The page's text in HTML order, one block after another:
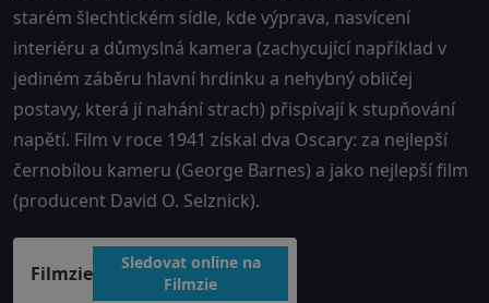
starém šlechtickém sídle, kde výprava, nasvícení
interiéru a důmyslná kamera (zachycující například v
jediném záběru hlavní hrdinku a nehybný obličej
postavy, která jí nahání strach) přispívají k stupňování
napětí. Film v roce 1941 získal dva Oscary: za nejlepší
černobílou kameru (George Barnes) a jako nejlepší film
(producent David O. Selznick).
Filmzie
Sledovat online na
Filmzie